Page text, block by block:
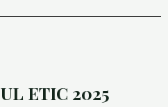
ETIC 2025